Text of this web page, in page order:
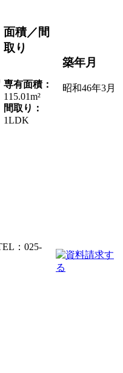
面積／間
取り
専有面積：
115.01m²
間取り：
1LDK
築年月
昭和46年3月
：025-